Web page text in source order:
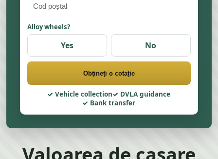
Alloy wheels?
Yes No
Obțineți o cotație
Vehicle collection
DVLA guidance
Bank transfer
Valoarea de casare